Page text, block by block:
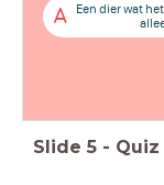
A
Een dier wat
Slide 5 - Quiz